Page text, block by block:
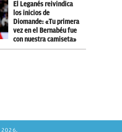
El Leganés reivindica
los inicios de
Diomande: «Tu primera
vez en el Bernabéu fue
con nuestra camiseta»
2026.